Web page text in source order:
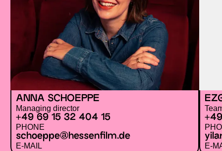
ANNA SCHOEPPE
Managing director
+49 69 15 32 404 15
PHONE
schoeppe@hessenfilm.de
E-MAIL E-